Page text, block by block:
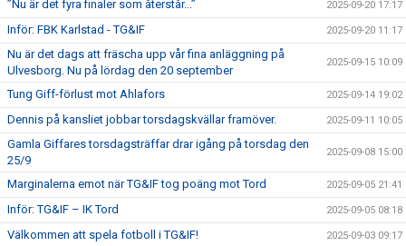
”Nu är det fyra finaler som återstår...” 2025-09-20 17:17
Inför: FBK Karlstad - TG&IF 2025-09-20 11:17
Nu är det dags att fräscha upp vår fina anläggning på
Ulvesborg. Nu på lördag den 20 september
2025-09-15 10:09
Tung Giff-förlust mot Ahlafors 2025-09-14 19:02
Dennis på kansliet jobbar torsdagskvällar framöver. 2025-09-11 10:05
Gamla Giffares torsdagsträffar drar igång på torsdag den
25/9
2025-09-08 15:00
Marginalerna emot när TG&IF tog poäng mot Tord 2025-09-05 21:41
Inför: TG&IF – IK Tord 2025-09-05 08:18
Välkommen att spela fotboll i TG&IF! 2025-09-03 09:17